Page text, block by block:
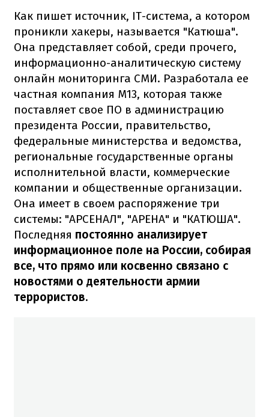
Как пишет источник, IT-система, а котором
проникли хакеры, называется "Катюша".
Она представляет собой, среди прочего,
информационно-аналитическую систему
онлайн мониторинга СМИ. Разработала ее
частная компания M13, которая также
поставляет свое ПО в администрацию
президента России, правительство,
федеральные министерства и ведомства,
региональные государственные органы
исполнительной власти, коммерческие
компании и общественные организации.
Она имеет в своем распоряжение три
системы: "АРСЕНАЛ", "АРЕНА" и "КАТЮША".
Последняя постоянно анализирует
информационное поле на России, собирая
все, что прямо или косвенно связано с
новостями о деятельности армии
террористов.